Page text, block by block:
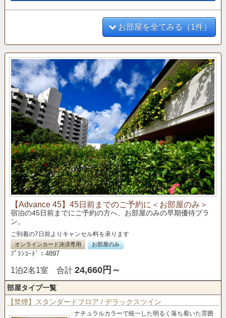
お部屋を全てみる（1件）
【Advance 45】45日前までのご予約に＜お部屋のみ＞
宿泊の45日前までにご予約の方へ、お部屋のみの早期優待プラ
ン。
ご到着の7日前よりキャンセル料を承ります
オンラインカード決済専用 お部屋のみ
ﾌﾟﾗﾝｺｰﾄﾞ：4897
1泊2名1室 合計 24,660円～
部屋タイプ一覧
【禁煙】スタンダードフロア / デラックスツイン
ナチュラルカラーで統一した明るく落ち着いた雰囲